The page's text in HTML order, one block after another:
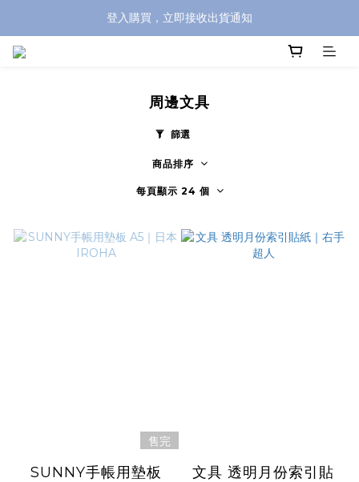
全館滿兩千免運！
登入購買，立即接收出貨通知
周邊文具
篩選
商品排序
每頁顯示 24 個
售完
SUNNY手帳用墊板
文具 透明月份索引貼